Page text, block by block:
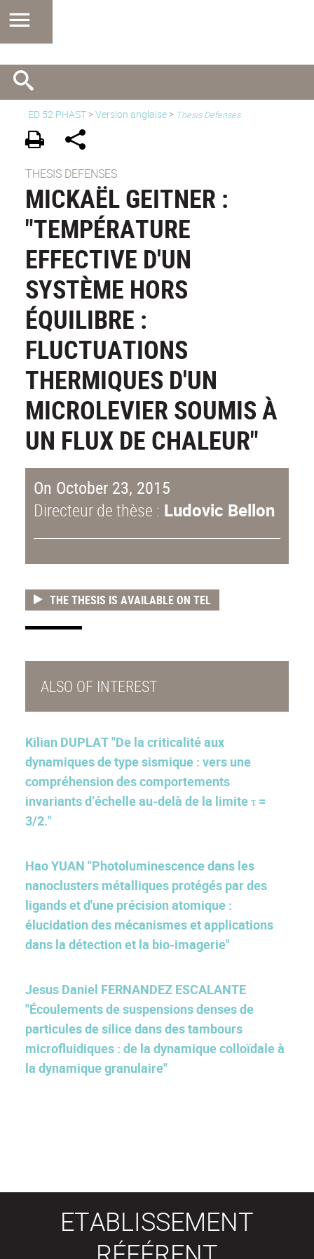
ED 52 PHAST >Version anglaise > Thesis Defenses
THESIS DEFENSES
MICKAËL GEITNER :
"TEMPÉRATURE
EFFECTIVE D'UN
SYSTÈME HORS
ÉQUILIBRE :
FLUCTUATIONS
THERMIQUES D'UN
MICROLEVIER SOUMIS À
UN FLUX DE CHALEUR"
On October 23, 2015
Directeur de thèse : Ludovic Bellon
THE THESIS IS AVAILABLE ON TEL
ALSO OF INTEREST
Kilian DUPLAT "De la criticalité aux
dynamiques de type sismique : vers une
compréhension des comportements
invariants d’échelle au-delà de la limite τ =
3/2."
Hao YUAN "Photoluminescence dans les
nanoclusters métalliques protégés par des
ligands et d'une précision atomique :
élucidation des mécanismes et applications
dans la détection et la bio-imagerie"
Jesus Daniel FERNANDEZ ESCALANTE
"Écoulements de suspensions denses de
particules de silice dans des tambours
microfluidiques : de la dynamique colloïdale à
la dynamique granulaire"
ETABLISSEMENT